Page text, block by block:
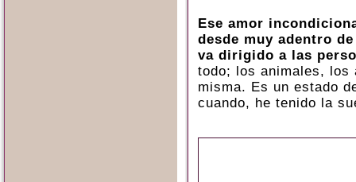
Ese amor
desde muy adentro
va dirigido a las
todo; los animales,
misma. Es un estado
cuando, he tenido la